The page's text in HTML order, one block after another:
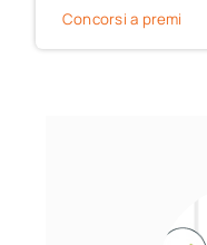
Concorsi a premi